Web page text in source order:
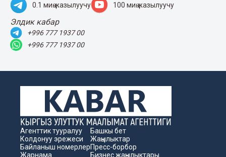
0.1 миң жазылуучу 100 миң жазылуучу
Элдик кабар
+996 777 1937 00
+996 777 1937 00
Агенттик тууралуу
Колдонуу эрежеси
Байланыш номерлер
Жарнама
Башкы бет
Жаңылыктар
Пресс-борбор
Бизнес жаңылыктары